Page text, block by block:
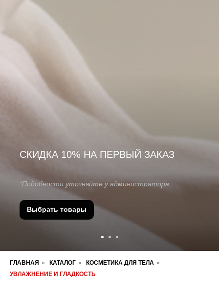
СКИДКА 10% НА ПЕРВЫЙ ЗАКАЗ
*Подобности уточняйте у администратора
Выбрать товары
ГЛАВНАЯ » КАТАЛОГ » КОСМЕТИКА ДЛЯ ТЕЛА »
УВЛАЖНЕНИЕ И ГЛАДКОСТЬ